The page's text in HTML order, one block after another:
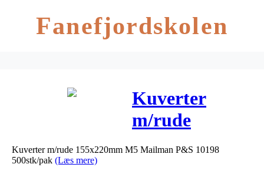
Fanefjordskolen
Kuverter
m/rude
155x220mm
Kuverter m/rude 155x220mm M5 Mailman P&S 10198
500stk/pak (Læs mere)